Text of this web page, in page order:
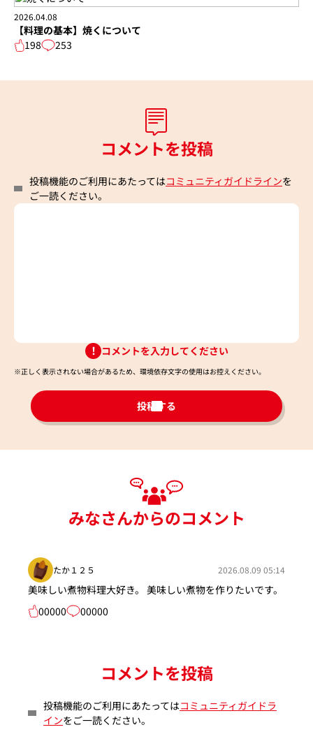
2026.04.08
【料理の基本】焼くについて
198
253
コメントを投稿
投稿機能のご利用にあたってはコミュニティガイドラインを
ご一読ください。
コメントを入力してください
※正しく表示されない場合があるため、環境依存文字の使用はお控えください。​
投稿する
みなさんからのコメント
たか１２５ 2026.08.09 05:14
美味しい煮物料理大好き。 美味しい煮物を作りたいです。
00000
00000
コメントを投稿
投稿機能のご利用にあたってはコミュニティガイドラ
インをご一読ください。